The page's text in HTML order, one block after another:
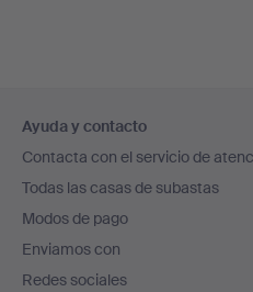
en
el
pie
de
página
Ayuda y contacto
Contacta con el servicio de
Todas las casas de subastas
Modos de pago
Enviamos con
Redes sociales